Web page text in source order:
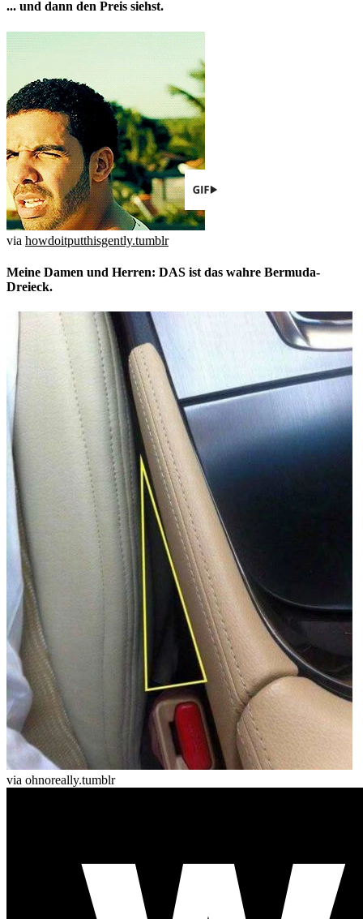
... und dann den Preis siehst.
via howdoitputthisgently.tumblr
Meine Damen und Herren: DAS ist das wahre Bermuda-
Dreieck.
via ohnoreally.tumblr